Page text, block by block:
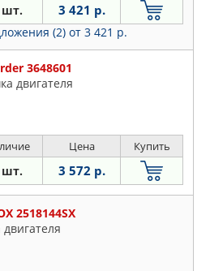
шт. 3 421 р.
(2) от 3 421 р.
3648601
двигателя
Цена Купить
шт. 3 572 р.
2518144SX